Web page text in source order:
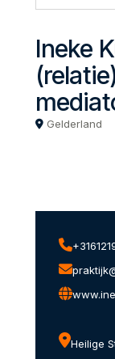
Ineke
Gelderland
Heilige